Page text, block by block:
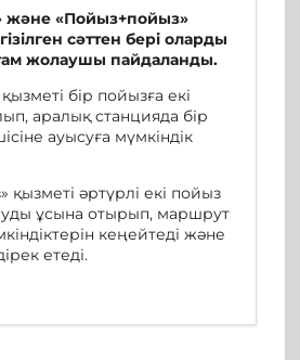
және «Пойыз+пойыз»
сәттен бері оларды
жолаушы пайдаланды.
бір пойызға екі
аралық станцияда бір
ауысуға мүмкіндік
қызметі әртүрлі екі пойыз
ұсына отырып, маршрут
кеңейтеді және
етеді.